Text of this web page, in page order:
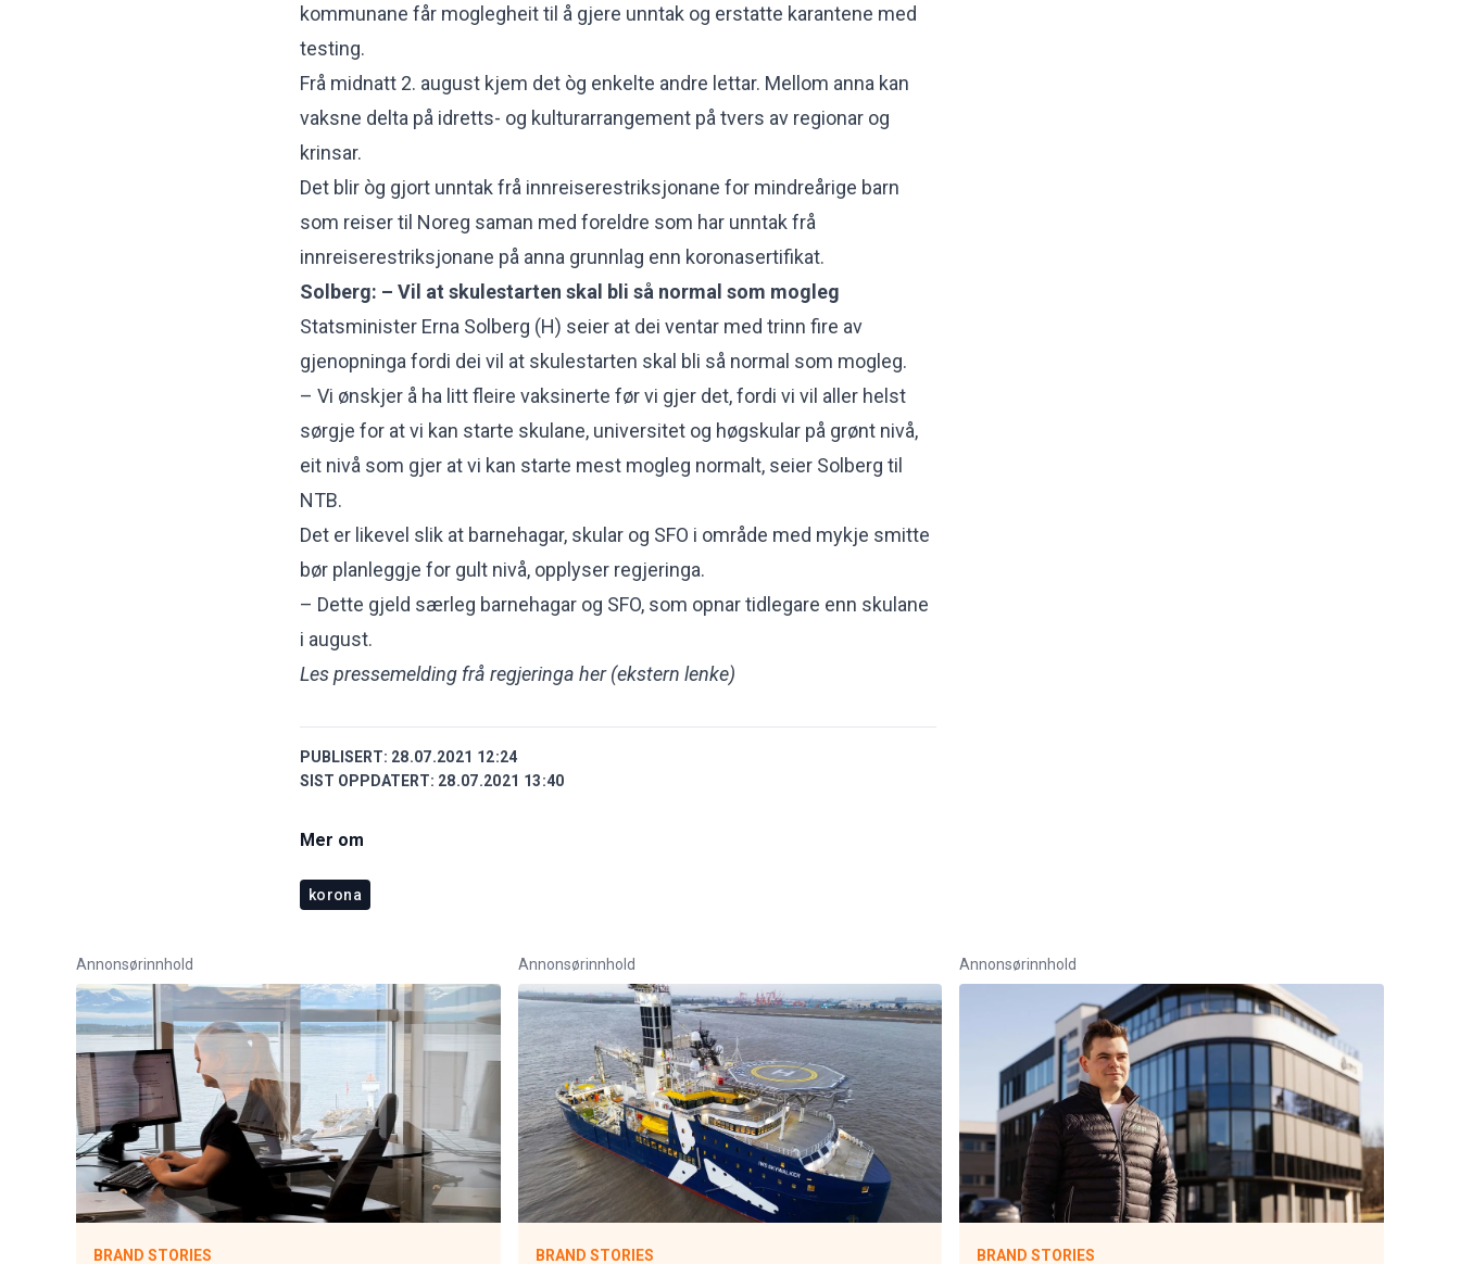
kommunane får moglegheit til å gjere unntak og erstatte karantene med
testing.
Frå midnatt 2. august kjem det òg enkelte andre lettar. Mellom anna kan
vaksne delta på idretts- og kulturarrangement på tvers av regionar og
krinsar.
Det blir òg gjort unntak frå innreiserestriksjonane for mindreårige barn
som reiser til Noreg saman med foreldre som har unntak frå
innreiserestriksjonane på anna grunnlag enn koronasertifikat.
Solberg: – Vil at skulestarten skal bli så normal som mogleg
Statsminister Erna Solberg (H) seier at dei ventar med trinn fire av
gjenopninga fordi dei vil at skulestarten skal bli så normal som mogleg.
– Vi ønskjer å ha litt fleire vaksinerte før vi gjer det, fordi vi vil aller helst
sørgje for at vi kan starte skulane, universitet og høgskular på grønt nivå,
eit nivå som gjer at vi kan starte mest mogleg normalt, seier Solberg til
NTB.
Det er likevel slik at barnehagar, skular og SFO i område med mykje smitte
bør planleggje for gult nivå, opplyser regjeringa.
– Dette gjeld særleg barnehagar og SFO, som opnar tidlegare enn skulane
i august.
Les pressemelding frå regjeringa her(ekstern lenke)
PUBLISERT: 28.07.2021 12:24
SIST OPPDATERT: 28.07.2021 13:40
Mer om
korona
Annonsørinnhold
BRAND STORIES
Annonsørinnhold
BRAND STORIES
Annonsørinnhold
BRAND STORIES